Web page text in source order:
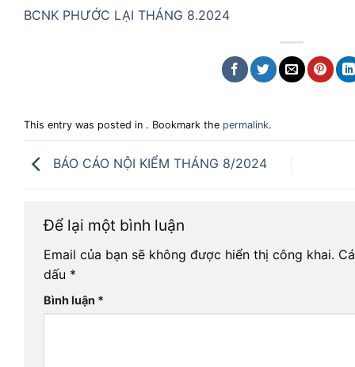
BCNK PHƯỚC LẠI THÁNG 8.2024
This entry was posted in . Bookmark the permalink.
BÁO CÁO NỘI KIỂM THÁNG 8/2024
Để lại một bình luận
Email của bạn sẽ không được hiển thị công khai.
dấu *
Bình luận *